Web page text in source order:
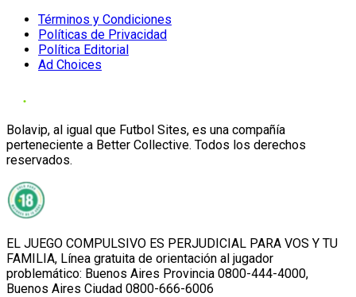
Términos y Condiciones
Políticas de Privacidad
Política Editorial
Ad Choices
Bolavip, al igual que Futbol Sites, es una compañía
perteneciente a Better Collective. Todos los derechos
reservados.
EL JUEGO COMPULSIVO ES PERJUDICIAL PARA VOS Y TU
FAMILIA, Línea gratuita de orientación al jugador
problemático: Buenos Aires Provincia 0800-444-4000,
Buenos Aires Ciudad 0800-666-6006